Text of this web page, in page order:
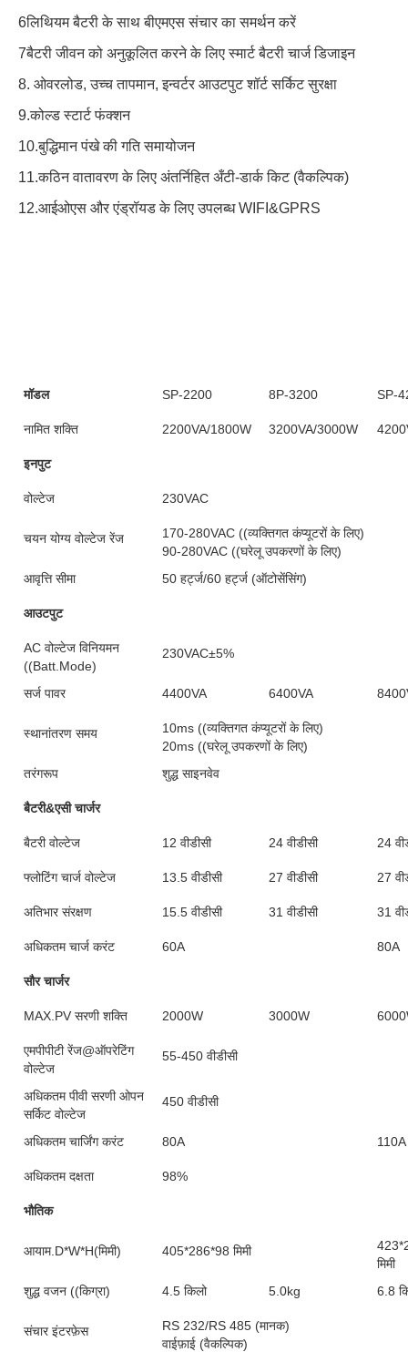
6लिथियम बैटरी के साथ बीएमएस संचार का समर्थन करें
7बैटरी जीवन को अनुकूलित करने के लिए स्मार्ट बैटरी चार्ज डिजाइन
8. ओवरलोड, उच्च तापमान, इन्वर्टर आउटपुट शॉर्ट सर्किट सुरक्षा
9.कोल्ड स्टार्ट फंक्शन
10.बुद्धिमान पंखे की गति समायोजन
11.कठिन वातावरण के लिए अंतर्निहित अँटी-डार्क किट (वैकल्पिक)
12.आईओएस और एंड्रॉयड के लिए उपलब्ध WIFI&GPRS
मॉडल SP-2200 8P-3200 SP-
नामित शक्ति 2200VA/1800W 3200VA/3000W
इनपुट
वोल्टेज 230VAC
चयन योग्य वोल्टेज रेंज
170-280VAC ((व्यक्तिगत कंप्यूटरों के लिए)
90-280VAC ((घरेलू उपकरणों के लिए)
आवृत्ति सीमा
50 हर्ट्ज/60 हर्ट्ज (ऑटोसेंसिंग)
आउटपुट
AC वोल्टेज विनियमन
((Batt.Mode)
230VAC±5%
सर्ज पावर 4400VA 6400VA
स्थानांतरण समय
10ms ((व्यक्तिगत कंप्यूटरों के लिए)
20ms ((घरेलू उपकरणों के लिए)
तरंगरूप
शुद्ध साइनवेव
बैटरी&एसी चार्जर
बैटरी वोल्टेज 12 वीडीसी 24 वीडीसी 24
फ्लोटिंग चार्ज वोल्टेज 13.5 वीडीसी 27 वीडीसी 27
अतिभार संरक्षण 15.5 वीडीसी 31 वीडीसी 31
अधिकतम चार्ज करंट 60A 80A
सौर चार्जर
MAX.PV सरणी शक्ति 2000W 3000W
एमपीपीटी रेंज@ऑपरेटिंग
वोल्टेज
55-450 वीडीसी
अधिकतम पीवी सरणी ओपन
सर्किट वोल्टेज
450 वीडीसी
अधिकतम चार्जिंग करंट 80A 110A
अधिकतम दक्षता 98%
भौतिक
आयाम.D*W*H(मिमी) 405*286*98 मिमी
मिमी
शुद्ध वजन ((किग्रा)
4.5 किलो 5.0kg 6.8
संचार इंटरफ़ेस
RS 232/RS 485 (मानक)
वाईफ़ाई (वैकल्पिक)